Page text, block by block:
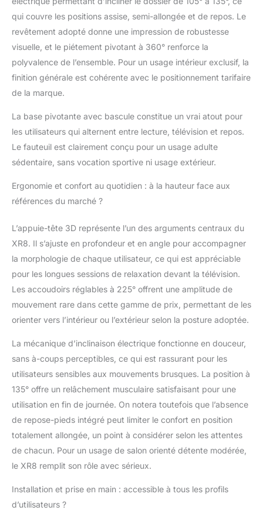
les tensions après une
longue journée.
Accoudoirs flexibles et
gain de place: Les
180–225° s’adaptent à
en avez besoin ou un
cocon chaleureux
quand vous voulez
vous blottir
confortablement.
Mouvement relaxant &
rotation complète à
360° pour changer de
direction sans effort.
Parfait pour un
une pause café ou
simplement se
détendre. Rangements
main: Gardez vos
essentiels toujours
poches latérales
pratiques accueillent
télécommande, livre,
tablette ou magazine
pour des instants de
interruption. Structure
robuste & élégance
métallique solide
qui couvre les positions assise, semi-allongée et de repos. Le
revêtement adopté donne une impression de robustesse
visuelle, et le piétement pivotant à 360° renforce la
polyvalence de l’ensemble. Pour un usage intérieur exclusif, la
finition générale est cohérente avec le positionnement tarifaire
de la marque.
La base pivotante avec bascule constitue un vrai atout pour
les utilisateurs qui alternent entre lecture, télévision et repos.
Le fauteuil est clairement conçu pour un usage adulte
sédentaire, sans vocation sportive ni usage extérieur.
Ergonomie et confort au quotidien : à la hauteur face aux
références du marché ?
L’appuie-tête 3D représente l’un des arguments centraux du
XR8. Il s’ajuste en profondeur et en angle pour accompagner
la morphologie de chaque utilisateur, ce qui est appréciable
pour les longues sessions de relaxation devant la télévision.
Les accoudoirs réglables à 225° offrent une amplitude de
mouvement rare dans cette gamme de prix, permettant de les
orienter vers l’intérieur ou l’extérieur selon la posture adoptée.
La mécanique d’inclinaison électrique fonctionne en douceur,
sans à-coups perceptibles, ce qui est rassurant pour les
utilisateurs sensibles aux mouvements brusques. La position à
135° offre un relâchement musculaire satisfaisant pour une
utilisation en fin de journée. On notera toutefois que l’absence
de repose-pieds intégré peut limiter le confort en position
totalement allongée, un point à considérer selon les attentes
de chacun. Pour un usage de salon orienté détente modérée,
le XR8 remplit son rôle avec sérieux.
Installation et prise en main : accessible à tous les profils
d’utilisateurs ?